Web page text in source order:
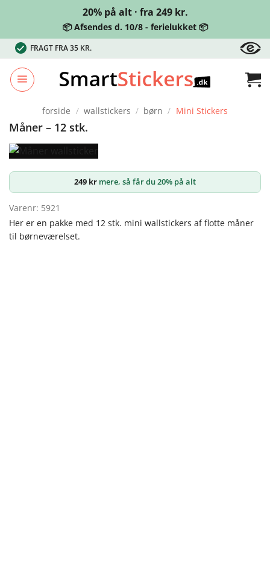
20% på alt · fra 249 kr.
📦 Afsendes d. 10/8 - ferielukket 📦
Fortsæt
til
indhold
FRAGT FRA 35 KR.
forside / wallstickers / børn / Mini Stickers
Måner – 12 stk.
249 kr mere, så får du 20% på alt
Varenr: 5921
Her er en pakke med 12 stk. mini wallstickers af flotte måner
til børneværelset.